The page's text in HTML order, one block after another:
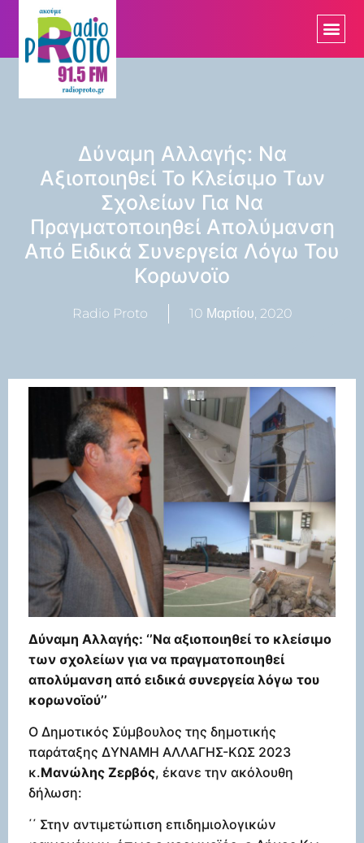
Δύναμη Αλλαγής: Να
Αξιοποιηθεί Το Κλείσιμο Των
Σχολείων Για Να
Πραγματοποιηθεί Απολύμανση
Από Ειδικά Συνεργεία Λόγω Του
Κορωνοϊο
Radio Proto 10 Μαρτίου, 2020
Δύναμη Αλλαγής: ‘’Να αξιοποιηθεί το κλείσιμο
των σχολείων για να πραγματοποιηθεί
απολύμανση από ειδικά συνεργεία λόγω του
κορωνοϊού’’
Ο Δημοτικός Σύμβουλος της δημοτικής
παράταξης ΔΥΝΑΜΗ ΑΛΛΑΓΗΣ-ΚΩΣ 2023
κ.Μανώλης Ζερβός, έκανε την ακόλουθη
δήλωση:
΄΄ Στην αντιμετώπιση επιδημιολογικών